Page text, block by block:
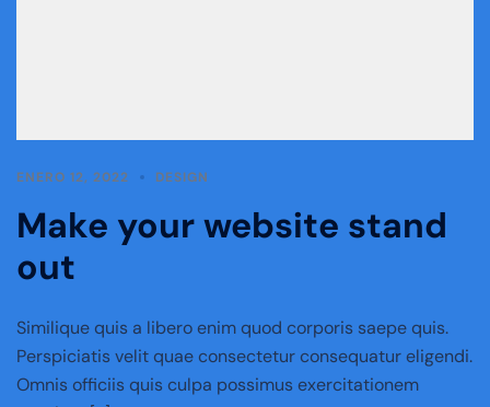
ENERO 12, 2022 DESIGN
Make your website stand
out
Similique quis a libero enim quod corporis saepe quis.
Perspiciatis velit quae consectetur consequatur eligendi.
Omnis officiis quis culpa possimus exercitationem